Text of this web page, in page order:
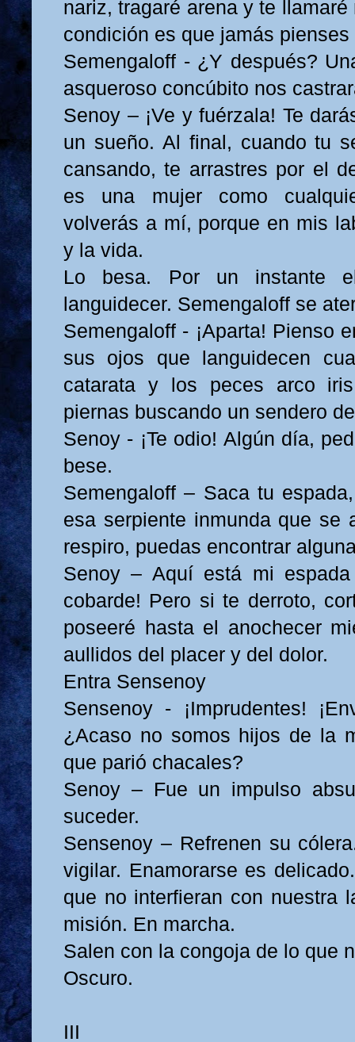
nariz, tragaré arena y te
condición es que jamás pienses
Semengaloff - ¿Y después?
asqueroso concúbito nos
Senoy – ¡Ve y fuérzala! Te
un sueño. Al final, cuando tu
cansando, te arrastres por el
es una mujer como
volverás a mí, porque en mis
y la vida.
Lo besa. Por un instante
languidecer. Semengaloff se
Semengaloff - ¡Aparta! Pienso
sus ojos que languidecen
catarata y los peces arco
piernas buscando un sendero
Senoy - ¡Te odio! Algún día,
bese.
Semengaloff – Saca tu
esa serpiente inmunda que se
respiro, puedas encontrar
Senoy – Aquí está mi espada
cobarde! Pero si te derroto,
poseeré hasta el anochecer
aullidos del placer y del dolor.
Entra Sensenoy
Sensenoy - ¡Imprudentes!
¿Acaso no somos hijos de la
que parió chacales?
Senoy – Fue un impulso
suceder.
Sensenoy – Refrenen su
vigilar. Enamorarse es
que no interfieran con nuestra
misión. En marcha.
Salen con la congoja de lo que
Oscuro.
III